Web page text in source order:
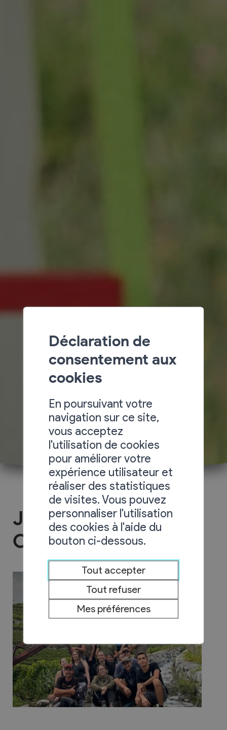
Jeunesse de
Chamoson
Déclaration de
consentement aux
cookies
En poursuivant votre
navigation sur ce site,
vous acceptez
l'utilisation de cookies
pour améliorer votre
expérience utilisateur et
réaliser des statistiques
de visites. Vous pouvez
personnaliser l'utilisation
des cookies à l'aide du
bouton ci-dessous.
Tout accepter
Tout refuser
Mes préférences